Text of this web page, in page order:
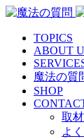
TOPICS
ABOUT
魔法の質
SHOP
取
よ